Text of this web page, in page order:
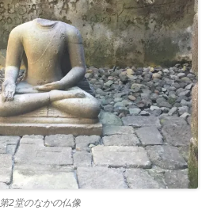
第2堂のなかの仏像